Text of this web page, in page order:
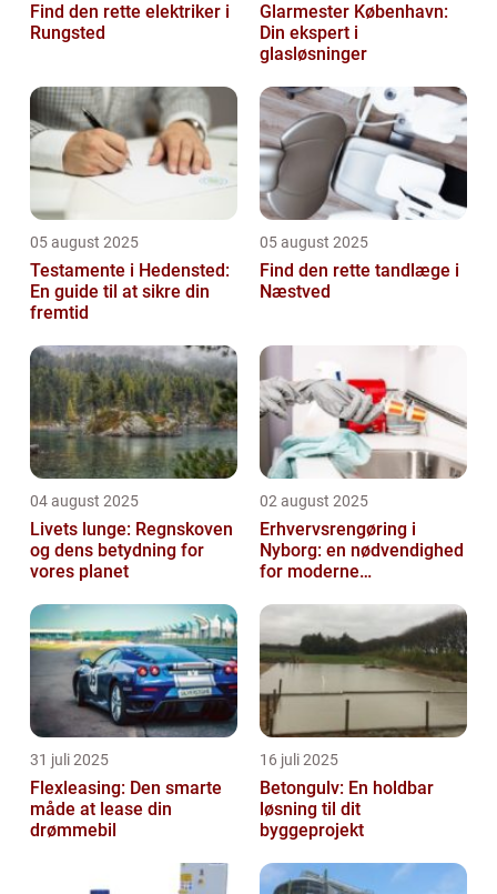
Find den rette elektriker i
Rungsted
Glarmester København:
Din ekspert i
glasløsninger
05 august 2025
Testamente i Hedensted:
En guide til at sikre din
fremtid
05 august 2025
Find den rette tandlæge i
Næstved
04 august 2025
Livets lunge: Regnskoven
og dens betydning for
vores planet
02 august 2025
Erhvervsrengøring i
Nyborg: en nødvendighed
for moderne
31 juli 2025
Flexleasing: Den smarte
måde at lease din
drømmebil
16 juli 2025
Betongulv: En holdbar
løsning til dit
byggeprojekt